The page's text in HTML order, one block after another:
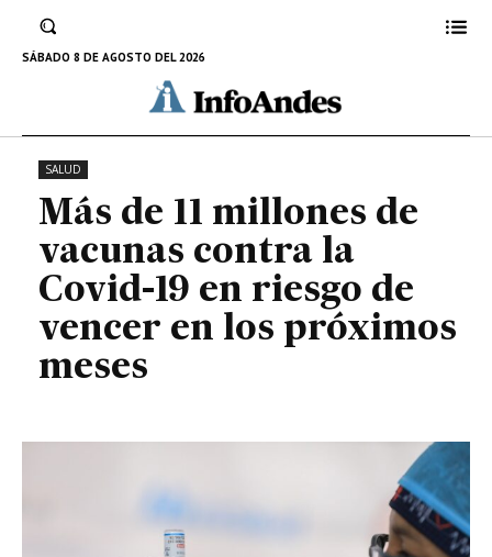
SÁBADO 8 DE AGOSTO DEL 2026
contra la Covid-19 en riesgo de
vencer en los próximos meses
16 DE AGOSTO DE 2022
SALUD
Más de 11 millones de
vacunas contra la
Covid-19 en riesgo de
vencer en los próximos
meses